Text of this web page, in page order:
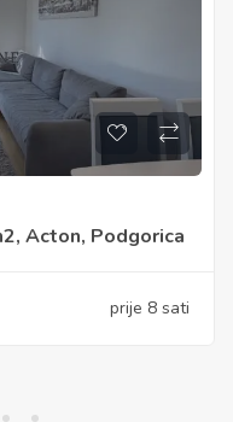
Acton, Podgorica
prije 8 sati